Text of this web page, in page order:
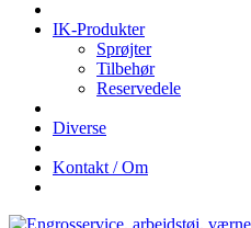
IK-Produkter
Sprøjter
Tilbehør
Reservedele
Diverse
Kontakt / Om